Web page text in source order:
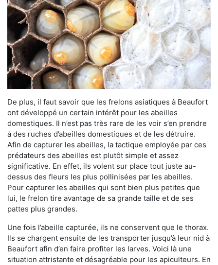
De plus, il faut savoir que les frelons asiatiques à Beaufort
ont développé un certain intérêt pour les abeilles
domestiques. Il n’est pas très rare de les voir s’en prendre
à des ruches d’abeilles domestiques et de les détruire.
Afin de capturer les abeilles, la tactique employée par ces
prédateurs des abeilles est plutôt simple et assez
significative. En effet, ils volent sur place tout juste au-
dessus des fleurs les plus pollinisées par les abeilles.
Pour capturer les abeilles qui sont bien plus petites que
lui, le frelon tire avantage de sa grande taille et de ses
pattes plus grandes.
Une fois l’abeille capturée, ils ne conservent que le thorax.
Ils se chargent ensuite de les transporter jusqu’à leur nid à
Beaufort afin d’en faire profiter les larves. Voici là une
situation attristante et désagréable pour les apiculteurs. En